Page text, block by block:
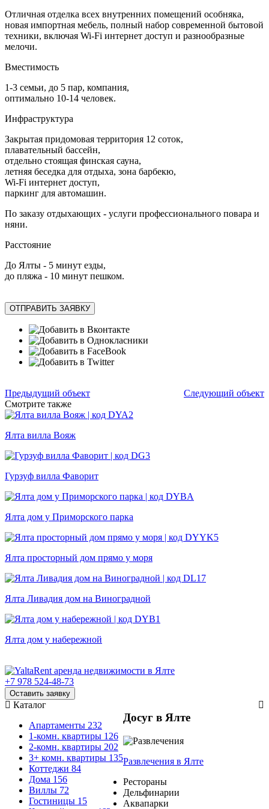
Отличная отделка всех внутренних помещений особняка,
новая импортная мебель, полный набор современной бытовой
техники, включая Wi-Fi интернет доступ и разнообразные
мелочи.
Вместимость
1-3 семьи, до 5 пар, компания,
оптимально 10-14 человек.
Инфраструктура
Закрытая придомовая территория 12 соток,
плавательный бассейн,
отдельно стоящая финская сауна,
летняя беседка для отдыха, зона барбекю,
Wi-Fi интернет доступ,
паркинг для автомашин.
По заказу отдыхающих - услуги профессионального повара и
няни.
Расстояние
До Ялты - 5 минут езды,
до пляжа - 10 минут пешком.
ОТПРАВИТЬ ЗАЯВКУ
Предыдущий объект
Следующий объект
Смотрите также
Ялта вилла Вояж
Гурзуф вилла Фаворит
Ялта дом у Приморского парка
Ялта просторный дом прямо у моря
Ялта Ливадия дом на Виноградной
Ялта дом у набережной
+7 978 524-48-73
Оставить заявку
Каталог
Апартаменты 232
1-комн. квартиры 126
2-комн. квартиры 202
3+ комн. квартиры 135
Коттеджи 84
Дома 156
Виллы 72
Гостиницы 15
Досуг в Ялте
Развлечения в Ялте
Рестораны
Дельфинарии
Аквапарки